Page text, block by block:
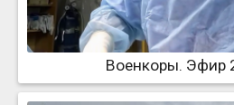
Военкоры. Эфир